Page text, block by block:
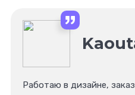
Работаю в дизайне,